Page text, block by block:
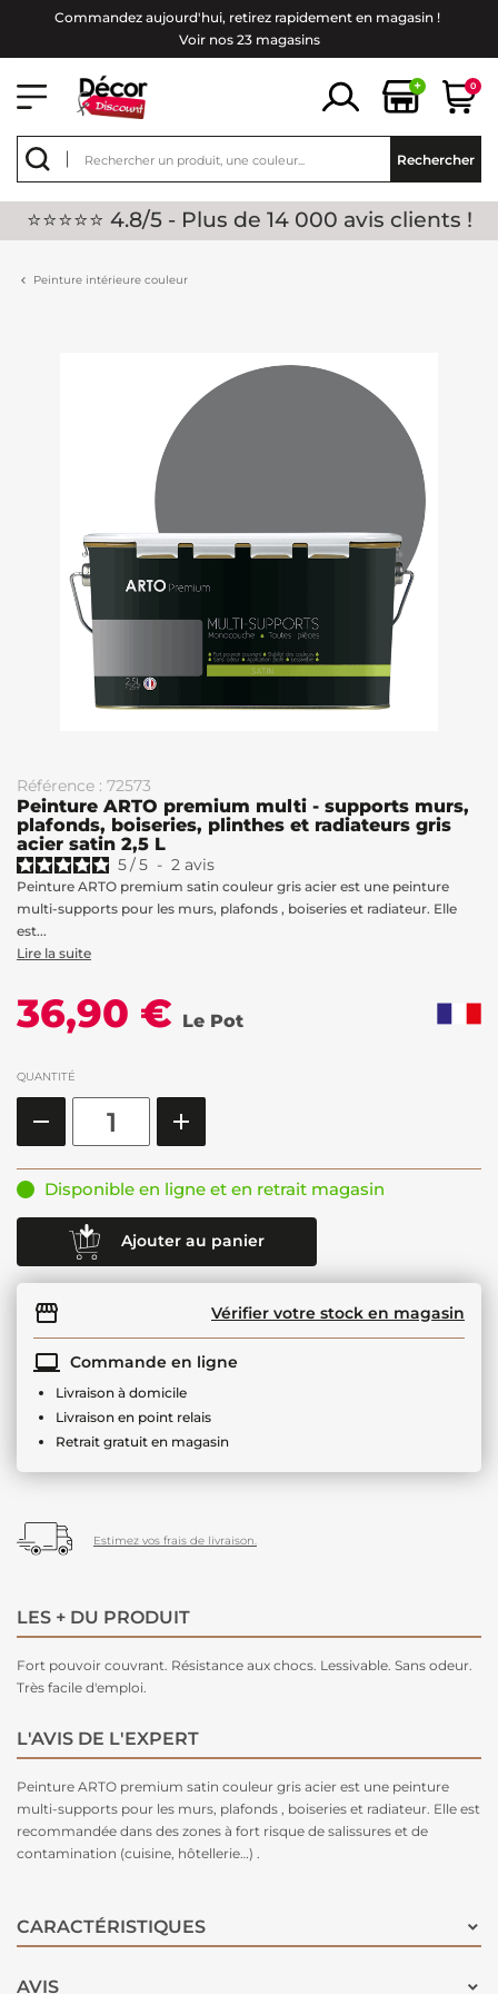
Commandez aujourd'hui, retirez rapidement en magasin !
Voir nos 23 magasins
+ 0
Rechercher
⭐⭐⭐⭐⭐ 4.8/5 - Plus de 14 000 avis clients !
Peinture intérieure couleur
Référence : 72573
Peinture ARTO premium multi - supports murs,
plafonds, boiseries, plinthes et radiateurs gris
acier satin 2,5 L
5/5 - 2 avis
Peinture ARTO premium satin couleur gris acier est une peinture
multi-supports pour les murs, plafonds , boiseries et radiateur. Elle
est...
Lire la suite
36,90 € Le Pot
QUANTITÉ
Disponible en ligne et en retrait magasin
Ajouter au panier
Vérifier votre stock en magasin
Commande en ligne
Livraison à domicile
Livraison en point relais
Retrait gratuit en magasin
Estimez vos frais de livraison.
LES + DU PRODUIT
Fort pouvoir couvrant. Résistance aux chocs. Lessivable. Sans odeur.
Très facile d'emploi.
L'AVIS DE L'EXPERT
Peinture ARTO premium satin couleur gris acier est une peinture
multi-supports pour les murs, plafonds , boiseries et radiateur. Elle est
recommandée dans des zones à fort risque de salissures et de
contamination (cuisine, hôtellerie…) .
CARACTÉRISTIQUES
AVIS